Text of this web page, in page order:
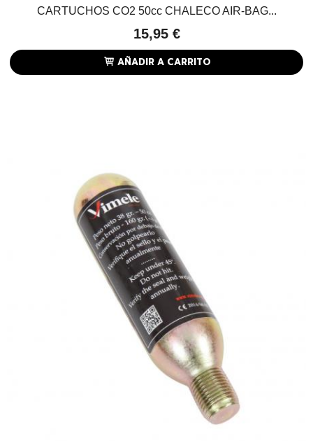
CARTUCHOS CO2 50cc CHALECO AIR-BAG...
15,95 €
AÑADIR A CARRITO